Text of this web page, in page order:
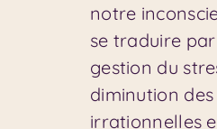
notre
se traduire
gestion du
diminution
irrationnelles